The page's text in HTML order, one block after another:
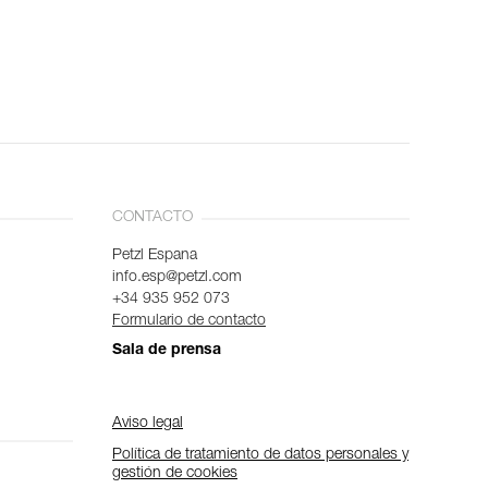
CONTACTO
Petzl Espana
info.esp@petzl.com
+34 935 952 073
Formulario de contacto
Sala de prensa
Aviso legal
Política de tratamiento de datos personales y
gestión de cookies